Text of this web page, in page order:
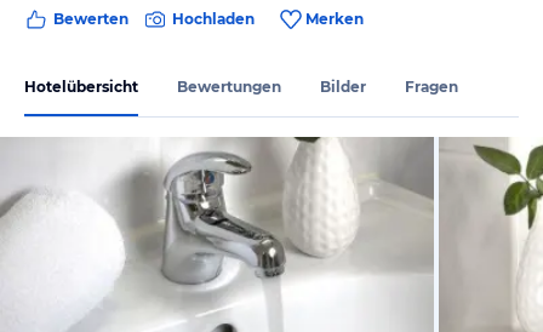
Bewerten Hochladen Merken
Hotelübersicht Bewertungen Bilder Fragen